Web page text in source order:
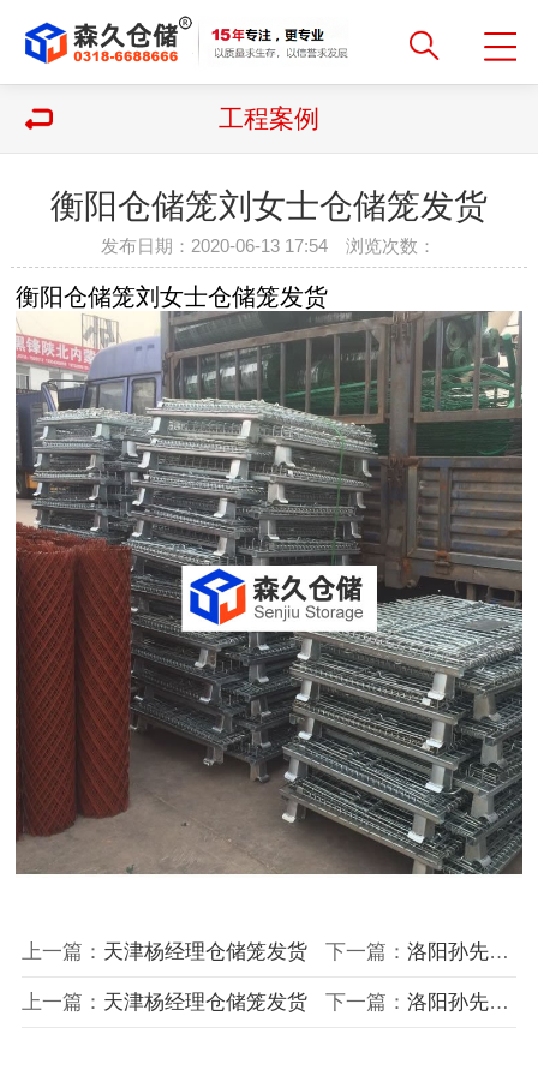
工程案例
衡阳仓储笼刘女士仓储笼发货
发布日期：2020-06-13 17:54 浏览次数：
衡阳仓储笼刘女士仓储笼发货
上一篇： 天津杨经理仓储笼发货下一篇： 洛阳孙先生发货
上一篇： 天津杨经理仓储笼发货下一篇： 洛阳孙先生发货